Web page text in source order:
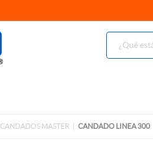
CANDADOS MASTER CANDADO LINEA 300